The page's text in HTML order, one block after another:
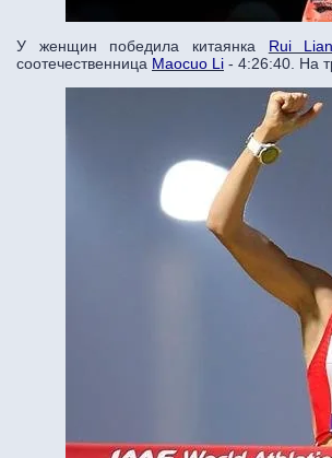
У женщин победила китаянка Rui
соотечественница Maocuo Li - 4:26:40. На